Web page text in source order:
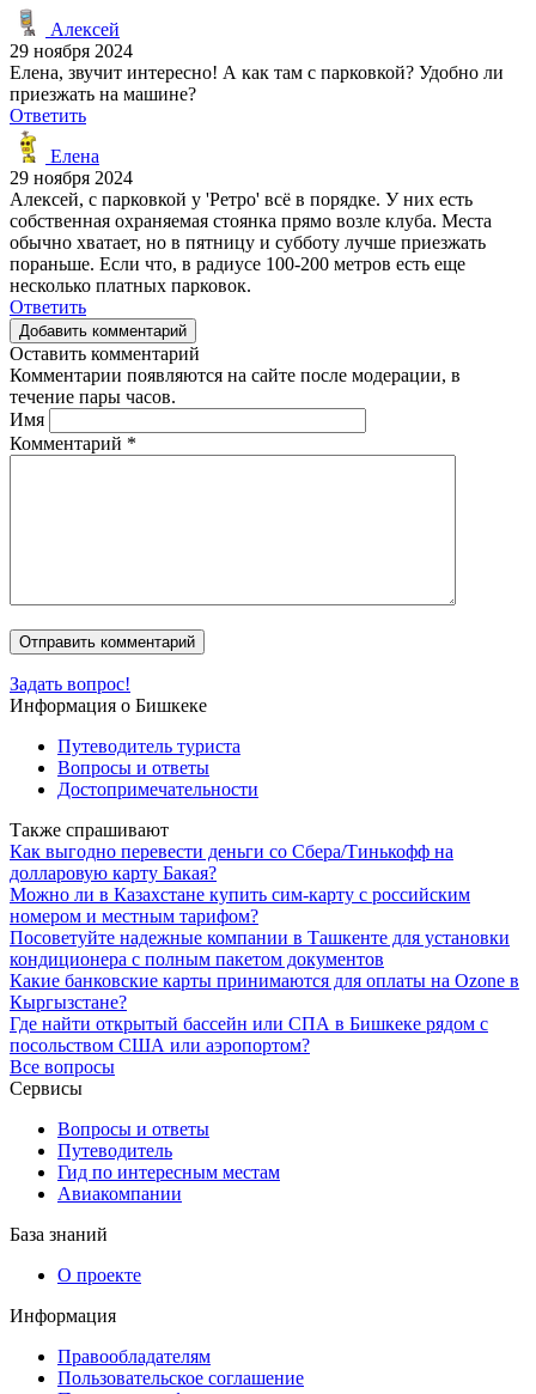
Алексей
29 ноября 2024
Елена, звучит интересно! А как там с парковкой? Удобно ли
приезжать на машине?
Ответить
Елена
29 ноября 2024
Алексей, с парковкой у 'Ретро' всё в порядке. У них есть
собственная охраняемая стоянка прямо возле клуба. Места
обычно хватает, но в пятницу и субботу лучше приезжать
пораньше. Если что, в радиусе 100-200 метров есть еще
несколько платных парковок.
Ответить
Добавить комментарий
Оставить комментарий
Комментарии появляются на сайте после модерации, в
течение пары часов.
Имя
Комментарий *
Задать вопрос!
Информация о Бишкеке
Путеводитель туриста
Вопросы и ответы
Достопримечательности
Также спрашивают
Как выгодно перевести деньги со Сбера/Тинькофф на
долларовую карту Бакая?
Можно ли в Казахстане купить сим-карту с российским
номером и местным тарифом?
Посоветуйте надежные компании в Ташкенте для установки
кондиционера с полным пакетом документов
Какие банковские карты принимаются для оплаты на Ozone в
Кыргызстане?
Где найти открытый бассейн или СПА в Бишкеке рядом с
посольством США или аэропортом?
Все вопросы
Сервисы
Вопросы и ответы
Путеводитель
Гид по интересным местам
Авиакомпании
База знаний
О проекте
Информация
Правообладателям
Пользовательское соглашение